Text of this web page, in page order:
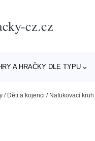
cz.cz
A HRAČKY DLE TYPU
/ Děti a kojenci / Nafukovací